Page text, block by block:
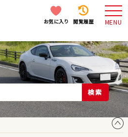
お気に入り 閲覧履歴 MENU
検索